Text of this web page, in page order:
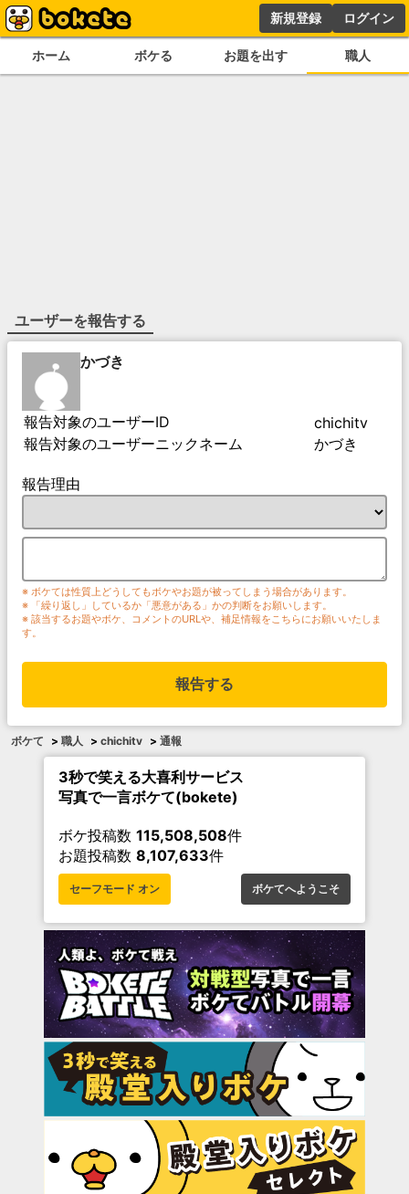
新規登録 ログイン
ホーム ボケる お題を出す 職人
ユーザーを報告する
かづき
報告対象のユーザーID
chichitv
報告対象のユーザーニックネーム
かづき
報告理由
※ ボケては性質上どうしてもボケやお題が被ってしまう場合があります。
※ 「繰り返し」しているか「悪意がある」かの判断をお願いします。
※ 該当するお題やボケ、コメントのURLや、補足情報をこちらにお願いいたしま
す。
報告する
ボケて > 職人 > chichitv > 通報
3秒で笑える大喜利サービス
写真で一言ボケて(bokete)
ボケ投稿数 115,508,508件
お題投稿数 8,107,633件
セーフモード オン ボケてへようこそ